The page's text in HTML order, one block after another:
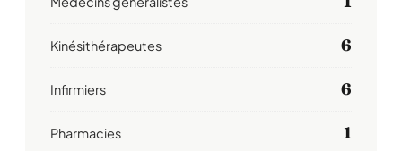
Kinésithérapeutes 6
Infirmiers 6
Pharmacies 1